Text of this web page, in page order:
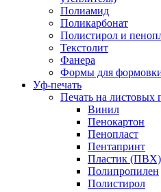
Полиамид
Поликарбонат
Полистирол и
Текстолит
Фанера
Формы для
Уф-печать
Печать на листовых
Винил
Пенокартон
Пенопласт
Пентапринт
Пластик (ПВХ)
Полипропилен
Полистирол